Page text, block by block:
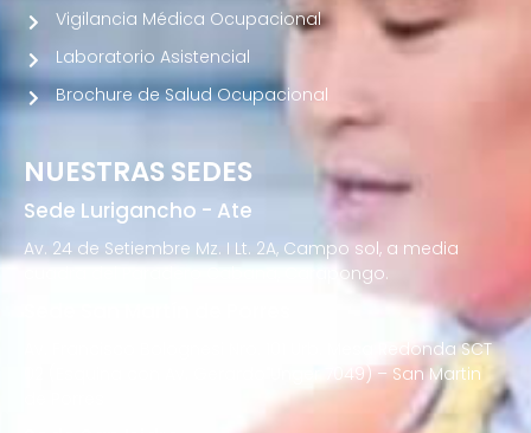
NUESTRAS SEDES
Sede Lurigancho - Ate
Av. 24 de Setiembre Mz. I Lt. 2A, Campo sol, a media
cuadra del Paradero Cabana, Carapongo.
Av. Francisco Bolognesi Nro. 101 Urb. Mesa Redonda SCT
02 (Esquina con Av. Gerardo Unger 7049) – San Martin
Vigilancia Médica Ocupacional
Laboratorio Asistencial
Brochure de Salud Ocupacional